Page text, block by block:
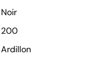
Noir
200
Ardillon